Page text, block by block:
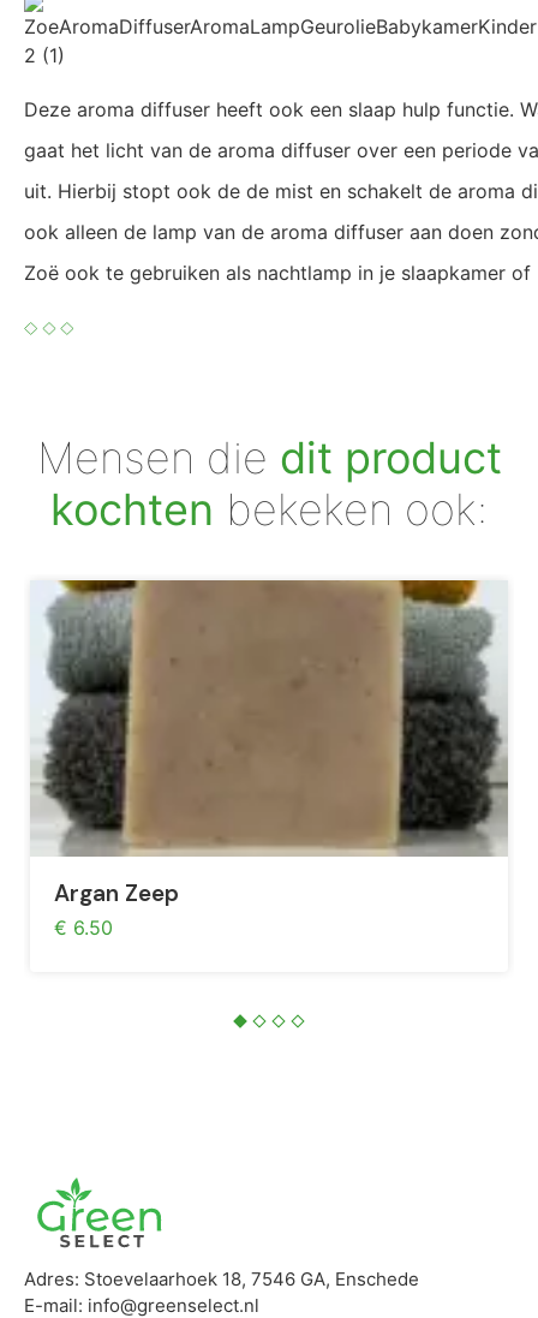
Deze aroma diffuser heeft ook een slaap hulp functie.
gaat het licht van de aroma diffuser over een periode
uit. Hierbij stopt ook de de mist en schakelt de aroma
ook alleen de lamp van de aroma diffuser aan doen
Zoë ook te gebruiken als nachtlamp in je slaapkamer of
Mensen die dit product
kochten bekeken ook:
Argan Zeep
€ 6.50
Adres: Stoevelaarhoek 18, 7546 GA, Enschede
E-mail: info@greenselect.nl